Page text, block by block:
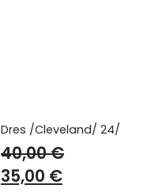
Dres /Cleveland/ 24/
40,00€
Original
35,00 €Current